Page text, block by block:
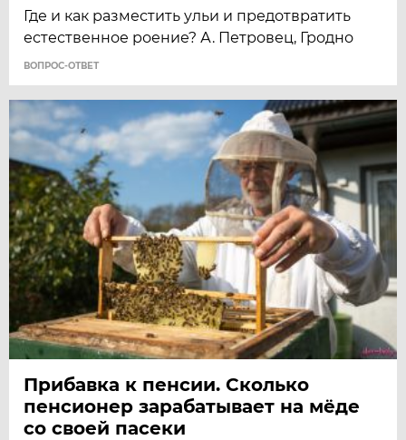
Где и как разместить ульи и предотвратить
естественное роение? А. Петровец, Гродно
ВОПРОС-ОТВЕТ
Прибавка к пенсии. Сколько
пенсионер зарабатывает на мёде
со своей пасеки